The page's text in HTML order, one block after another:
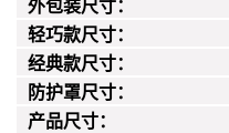
外包装尺寸：
轻巧款尺寸：
经典款尺寸：
防护罩尺寸：
产品尺寸：